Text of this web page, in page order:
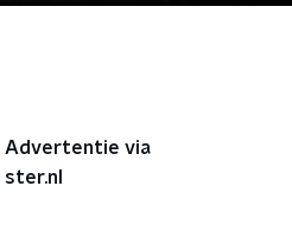
Advertentie via
ster.nl